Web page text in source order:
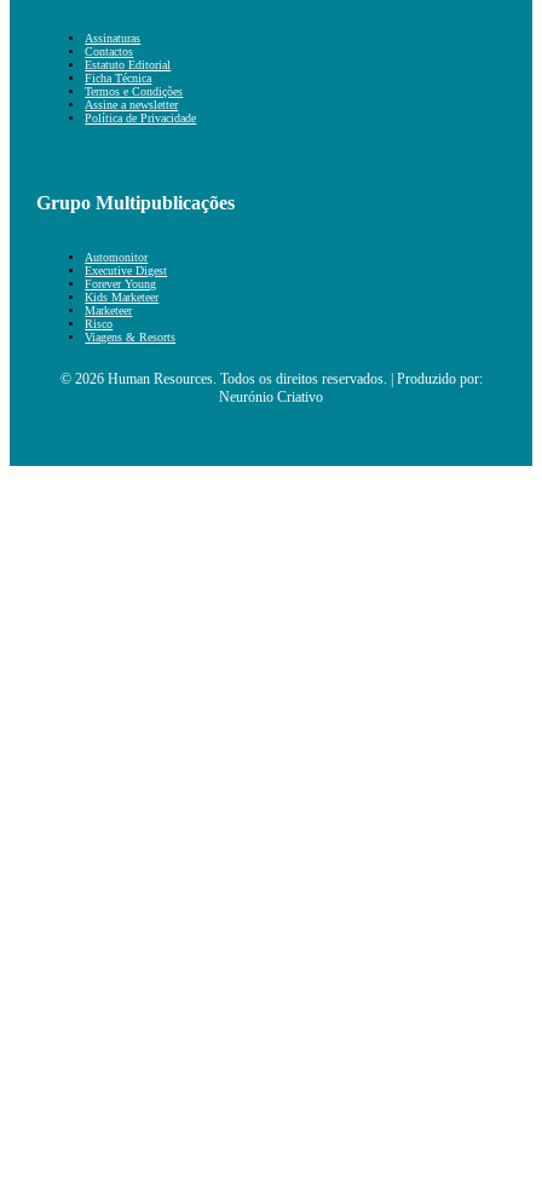
Assinaturas
Contactos
Estatuto Editorial
Ficha Técnica
Termos e Condições
Assine a newsletter
Política de Privacidade
Grupo Multipublicações
Automonitor
Executive Digest
Forever Young
Kids Marketeer
Marketeer
Risco
Viagens & Resorts
© 2026 Human Resources. Todos os direitos reservados. | Produzido por:
Neurónio Criativo